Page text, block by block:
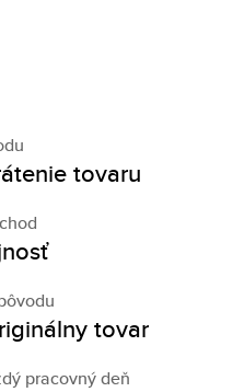
tovaru
tovar
pracovný deň